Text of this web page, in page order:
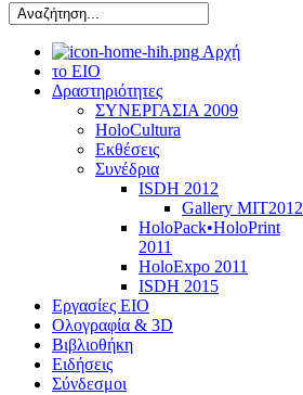
Αρχή
το ΕΙΟ
Δραστηριότητες
ΣΥΝΕΡΓΑΣΙΑ 2009
HoloCultura
Εκθέσεις
Συνέδρια
ISDH 2012
Gallery MIT2012
HoloPack•HoloPrint
2011
HoloExpo 2011
ISDH 2015
Εργασίες ΕΙΟ
Ολογραφία & 3D
Βιβλιοθήκη
Ειδήσεις
Σύνδεσμοι